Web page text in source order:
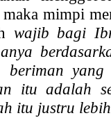
maka mimpi
wajib bagi
beriman
itu adalah
itu justru